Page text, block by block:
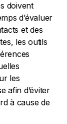
doivent
d’évaluer
et des
les outils
les
afin d’éviter
à cause de